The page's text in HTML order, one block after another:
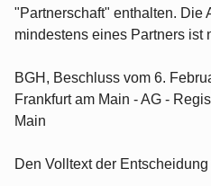
"Partnerschaft" enthalten. Die
mindestens eines Partners ist
BGH, Beschluss vom 6.
Frankfurt am Main - AG -
Main
Den Volltext der